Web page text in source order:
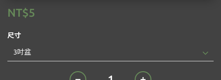
NT$5
尺寸